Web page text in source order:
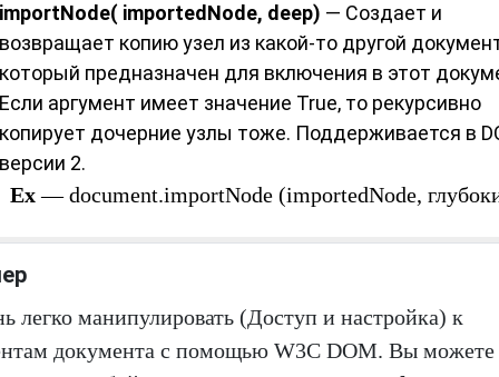
importNode( importedNode, deep) — Создает и
возвращает копию узел из какой-то другой
который предназначен для включения в этот
Если аргумент имеет значение True, то рекурсивно
копирует дочерние узлы тоже. Поддерживается в
версии 2.
Ex— document.importNode (importedNode,
легко манипулировать (Доступ и настройка) к
документа с помощью W3C DOM. Вы можете